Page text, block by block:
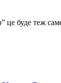
це буде теж